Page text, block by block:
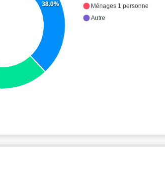
38.0%
Ménages 1 personne
Autre